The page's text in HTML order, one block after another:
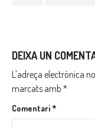
DEIXA UN
L'adreça electrònica
marcats amb *
Comentari*